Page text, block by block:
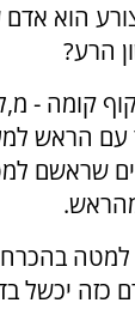
הוא
הרע?
קומה -
עם הראש
שראשם
כזה יכשל